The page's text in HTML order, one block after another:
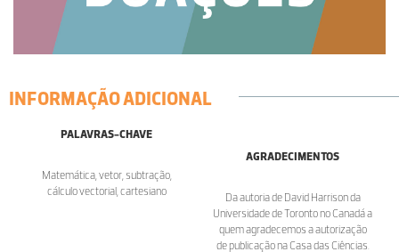
INFORMAÇÃO ADICIONAL
PALAVRAS-CHAVE
Matemática, vetor, subtração,
cálculo vectorial, cartesiano
AGRADECIMENTOS
Da autoria de David Harrison da
Universidade de Toronto no Canadá a
quem agradecemos a autorização
de publicação na Casa das Ciências.